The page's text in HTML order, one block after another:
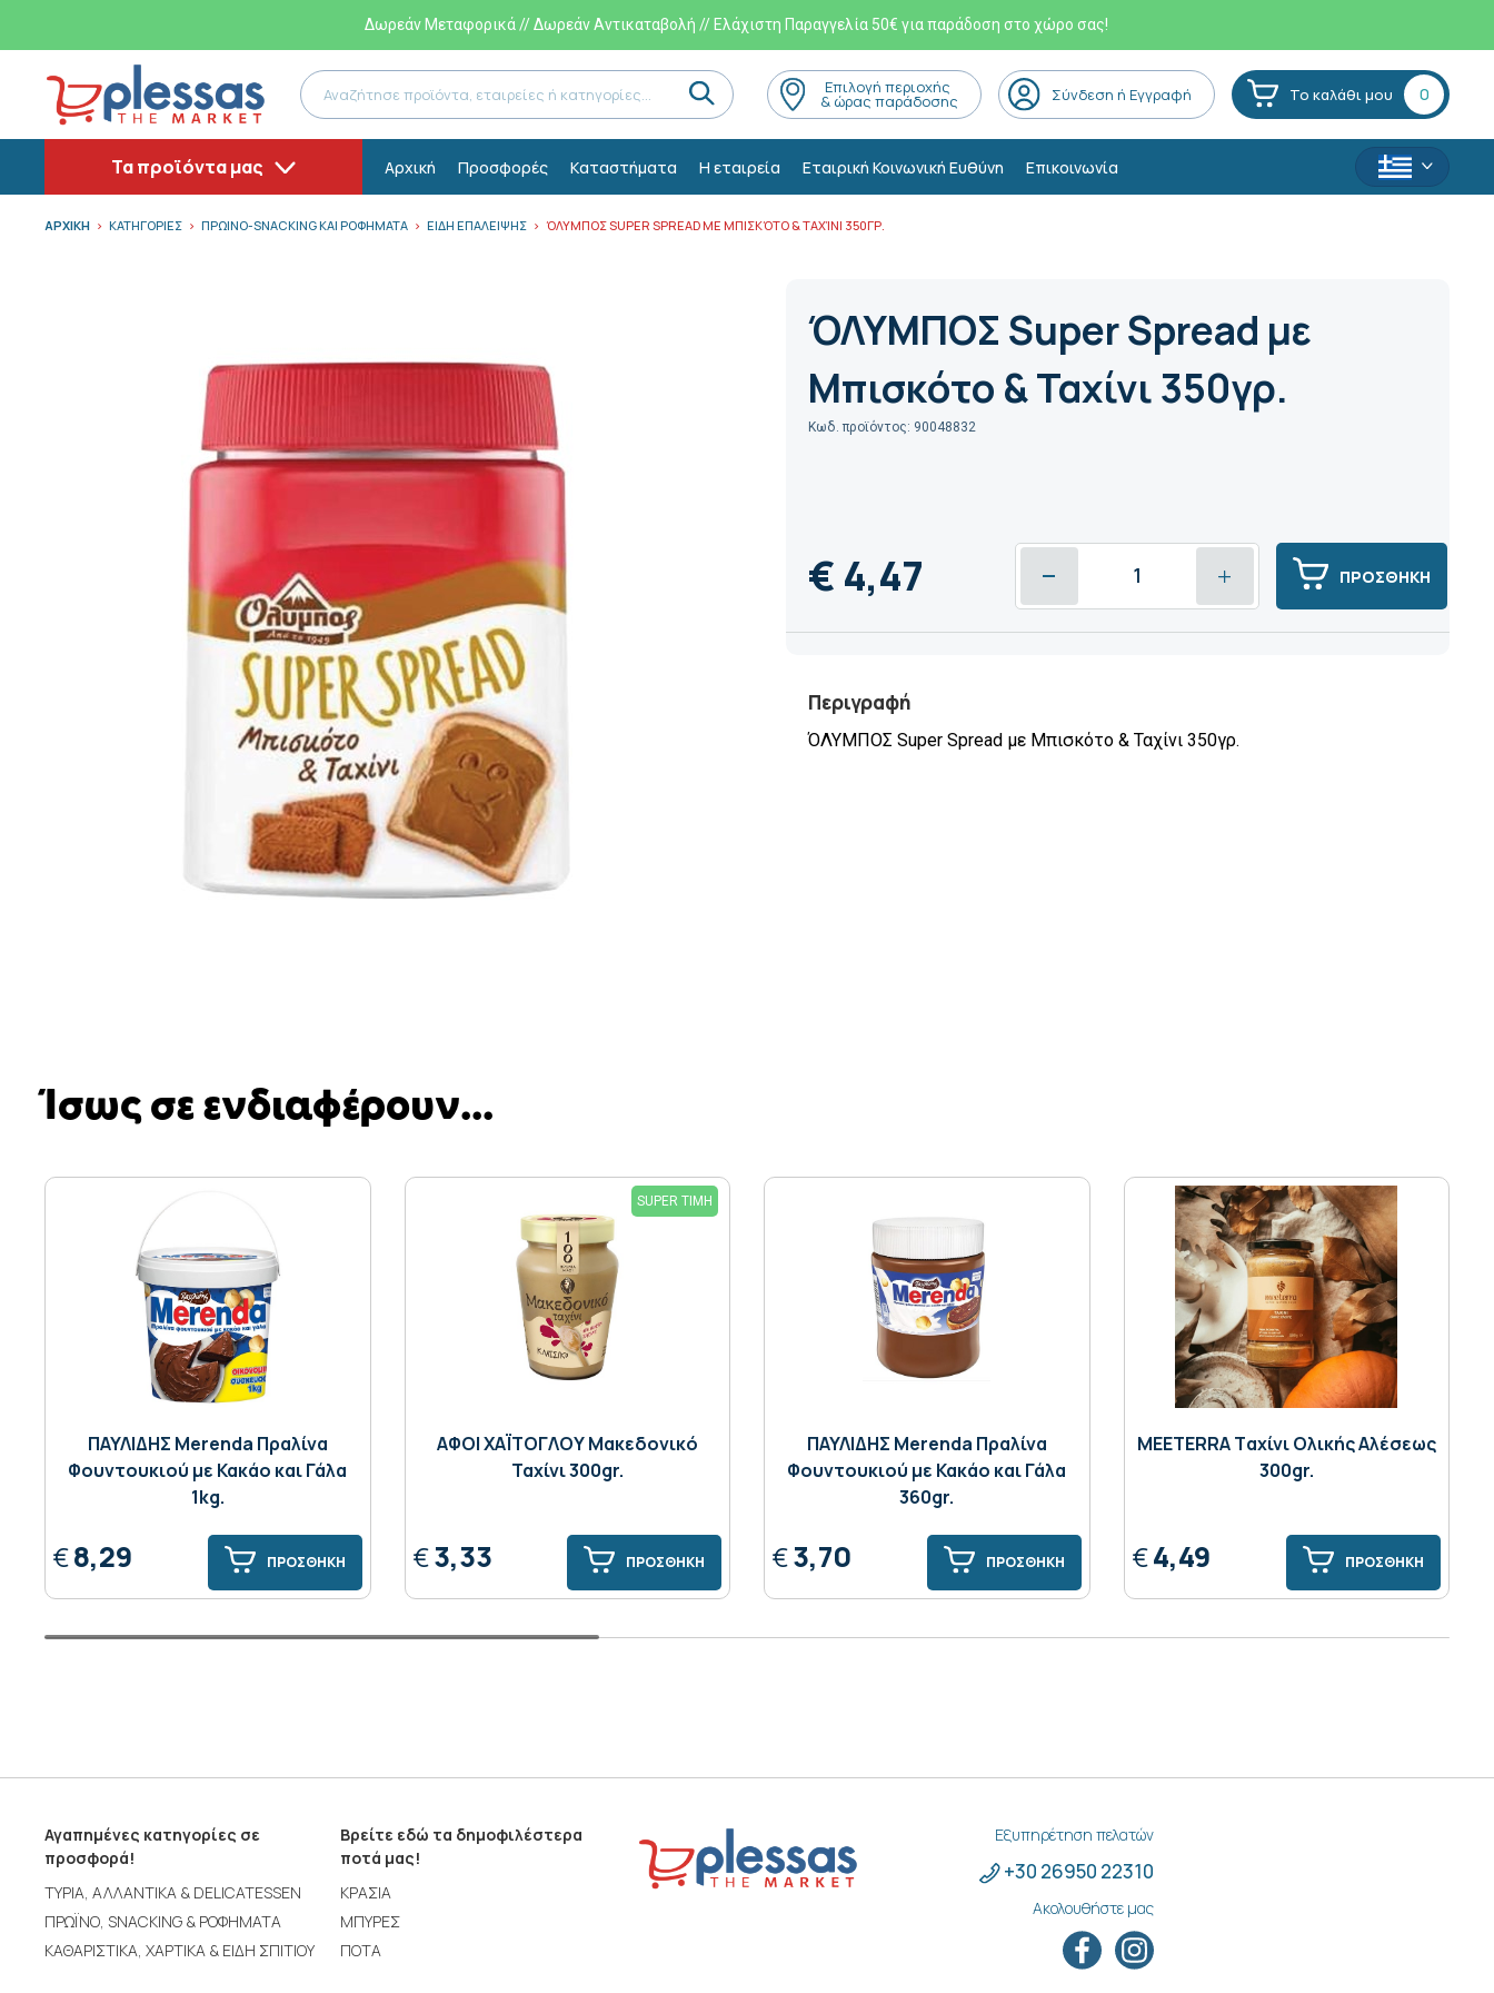
Δωρεάν Μεταφορικά // Δωρεάν Αντικαταβολή // Ελάχιστη Παραγγελία 50€ για παράδοση στο χώρο σας!
Eπιλογή περιοχής
& ώρας παράδοσης Σύνδεση ή Εγγραφή Το καλάθι μου 0
Τα προϊόντα μας Αρχική Προσφορές Kαταστήματα Η εταιρεία Εταιρική Κοινωνική Ευθύνη Επικοινωνία
ΑΡΧΙΚΗ ΚΑΤΗΓΟΡΙΕΣ ΠΡΩΙΝΟ-SNACKING ΚΑΙ ΡΟΦΗΜΑΤΑ ΕΙΔΗ ΕΠΑΛΕΙΨΗΣ ΌΛΥΜΠΟΣ SUPER SPREAD ΜΕ ΜΠΙΣΚΌΤΟ & ΤΑΧΊΝΙ 350ΓΡ.
ΌΛΥΜΠΟΣ Super Spread με
Μπισκότο & Ταχίνι 350γρ.
Κωδ. προϊόντος: 90048832
€ 4,47 ΠΡΟΣΘΗΚΗ
Περιγραφή
ΌΛΥΜΠΟΣ Super Spread με Μπισκότο & Ταχίνι 350γρ.
Ίσως σε ενδιαφέρουν...
ΠΑΥΛΙΔΗΣ Merenda Πραλίνα
Φουντουκιού με Κακάο και Γάλα
1kg.
€8,29 ΠΡΟΣΘΗΚΗ
SUPER ΤΙΜΗ
AΦΟΙ ΧΑΪΤΟΓΛΟΥ Μακεδονικό
Ταχίνι 300gr.
€3,33 ΠΡΟΣΘΗΚΗ
ΠΑΥΛΙΔΗΣ Merenda Πραλίνα
Φουντουκιού με Κακάο και Γάλα
360gr.
€3,70 ΠΡΟΣΘΗΚΗ
MEETERRA Tαχίνι Ολικής Αλέσεως
300gr.
€4,49 ΠΡΟΣΘΗΚΗ
Αγαπημένες κατηγορίες σε
προσφορά!
ΤΥΡΙΑ, ΑΛΛΑΝΤΙΚΑ & DELICATESSEN
ΠΡΩΪΝΟ, SNACKING & ΡΟΦΗΜΑΤΑ
ΚΑΘΑΡΙΣΤΙΚΑ, ΧΑΡΤΙΚΑ & ΕΙΔΗ ΣΠΙΤΙΟΥ
Βρείτε εδώ τα δημοφιλέστερα
ποτά μας!
ΚΡΑΣΙΑ
ΜΠΥΡΕΣ
ΠΟΤΑ
Εξυπηρέτηση πελατών
+30 26950 22310
Ακολουθήστε μας